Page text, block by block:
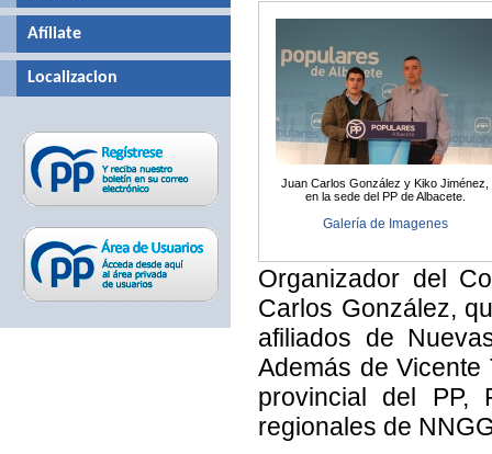
Juan Carlos González y Kiko Jiménez,
en la sede del PP de Albacete.
Galería de Imagenes
Organizador del
Carlos González,
afiliados de
Además de
provincial del PP,
regionales de
Afíliate
Localizacion